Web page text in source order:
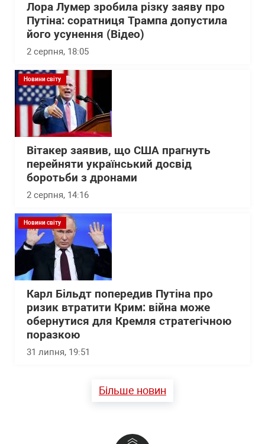
Лора Лумер зробила різку заяву про
Путіна: соратниця Трампа допустила
його усунення (Відео)
2 серпня, 18:05
Новини світу
Вітакер заявив, що США прагнуть
перейняти український досвід
боротьби з дронами
2 серпня, 14:16
Новини світу
Карл Більдт попередив Путіна про
ризик втратити Крим: війна може
обернутися для Кремля стратегічною
поразкою
31 липня, 19:51
Більше новин